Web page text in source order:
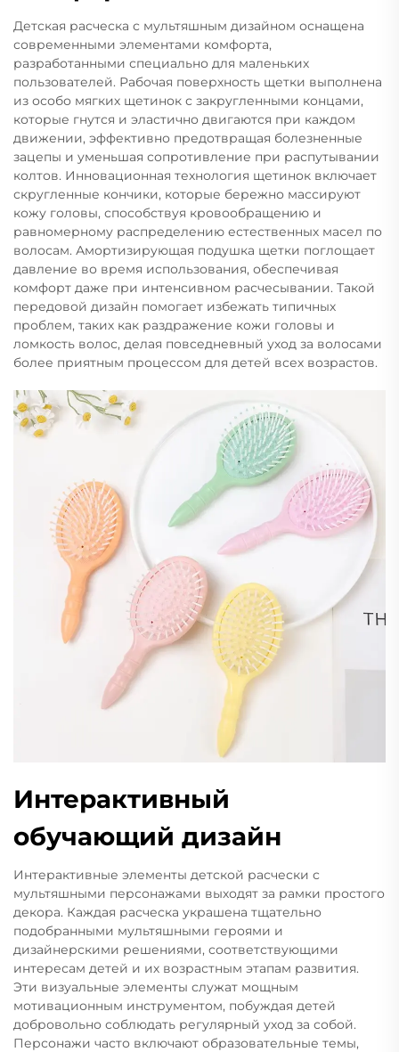
Детская расческа с мультяшным дизайном оснащена
современными элементами комфорта,
разработанными специально для маленьких
пользователей. Рабочая поверхность щетки выполнена
из особо мягких щетинок с закругленными концами,
которые гнутся и эластично двигаются при каждом
движении, эффективно предотвращая болезненные
зацепы и уменьшая сопротивление при распутывании
колтов. Инновационная технология щетинок включает
скругленные кончики, которые бережно массируют
кожу головы, способствуя кровообращению и
равномерному распределению естественных масел по
волосам. Амортизирующая подушка щетки поглощает
давление во время использования, обеспечивая
комфорт даже при интенсивном расчесывании. Такой
передовой дизайн помогает избежать типичных
проблем, таких как раздражение кожи головы и
ломкость волос, делая повседневный уход за волосами
более приятным процессом для детей всех возрастов.
Интерактивный
обучающий дизайн
Интерактивные элементы детской расчески с
мультяшными персонажами выходят за рамки простого
декора. Каждая расческа украшена тщательно
подобранными мультяшными героями и
дизайнерскими решениями, соответствующими
интересам детей и их возрастным этапам развития.
Эти визуальные элементы служат мощным
мотивационным инструментом, побуждая детей
добровольно соблюдать регулярный уход за собой.
Персонажи часто включают образовательные темы,